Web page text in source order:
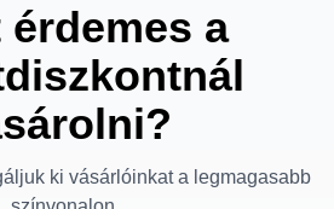
érdemes a
ki vásárlóinkat a legmagasabb